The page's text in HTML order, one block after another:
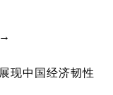
现中国经济韧性